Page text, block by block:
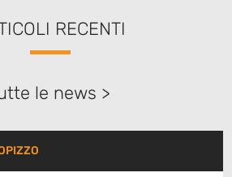
RECENTI
le news >